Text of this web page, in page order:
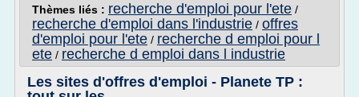
Thèmes liés : recherche d'emploi pour l'ete /
recherche d'emploi dans l'industrie / offres
d'emploi pour l'ete / recherche d emploi pour l
ete / recherche d emploi dans l industrie
Les sites d'offres d'emploi - Planete TP :